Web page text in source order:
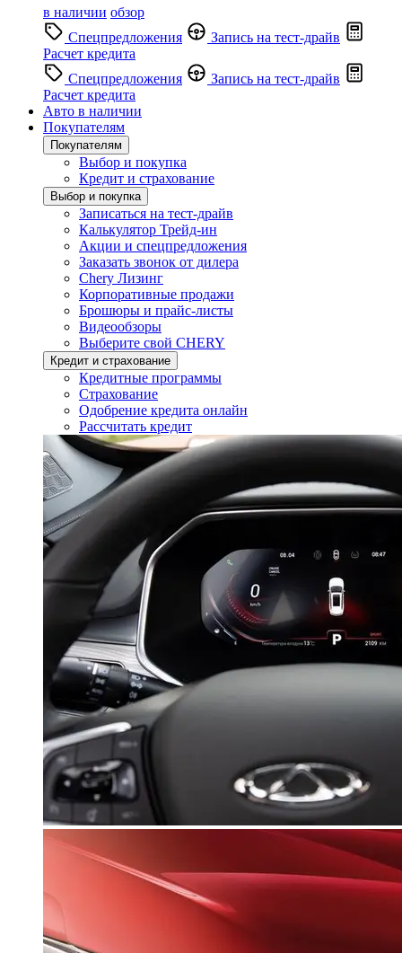
в наличии обзор
Спецпредложения
Запись на тест-драйв
Расчет кредита
Спецпредложения
Запись на тест-драйв
Расчет кредита
Авто в наличии
Покупателям
Покупателям
Выбор и покупка
Кредит и страхование
Выбор и покупка
Записаться на тест-драйв
Калькулятор Трейд-ин
Акции и спецпредложения
Заказать звонок от дилера
Chery Лизинг
Корпоративные продажи
Брошюры и прайс-листы
Видеообзоры
Выберите свой CHERY
Кредит и страхование
Кредитные программы
Страхование
Одобрение кредита онлайн
Рассчитать кредит